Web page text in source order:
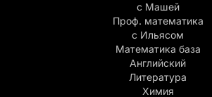
с Машей
Проф. математика
c Ильясом
Математика база
Английский
Литература
Химия